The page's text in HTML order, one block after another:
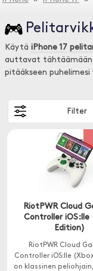
Käytä iPhone 17
auttavat
pitääkseen puhelimesi
Filter
RiotPWR Cloud
Controller iOS:lle
Edition)
RiotPWR Cloud
Controller iOS:lle
on klassinen